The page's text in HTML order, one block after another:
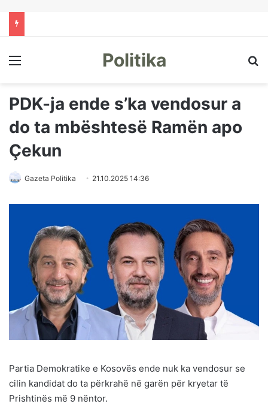
Menu Politika
PDK-ja ende s’ka vendosur a
do ta mbështesë Ramën apo
Çekun
Gazeta Politika 21.10.2025 14:36
Partia Demokratike e Kosovës ende nuk ka vendosur se
cilin kandidat do ta përkrahë në garën për kryetar të
Prishtinës më 9 nëntor.